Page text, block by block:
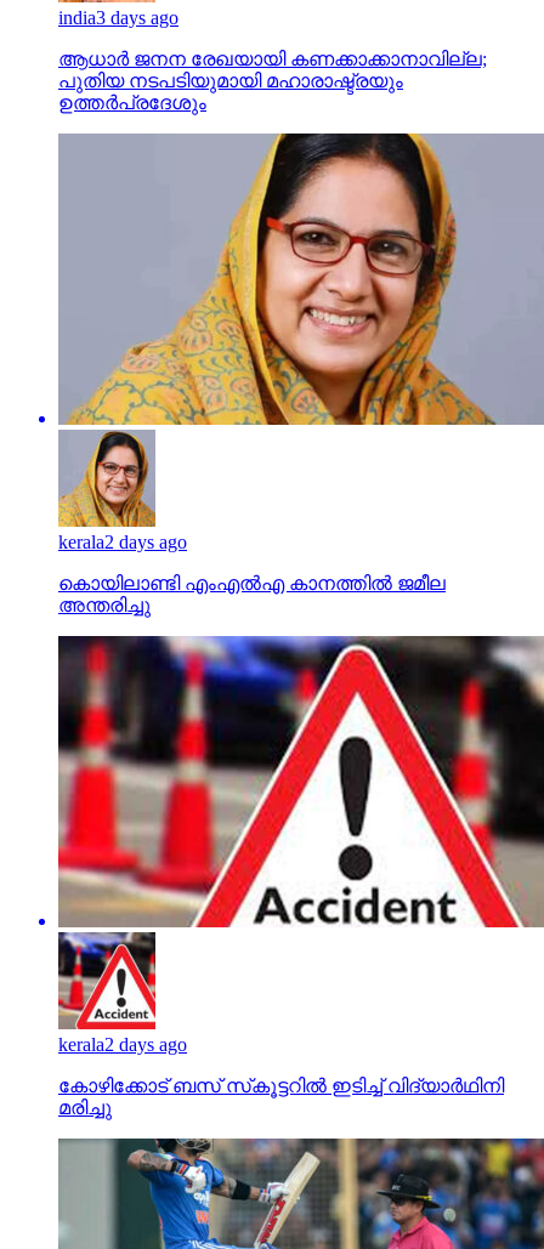
india3 days ago
ആധാർ ജനന രേഖയായി കണക്കാക്കാനാവില്ല;
പുതിയ നടപടിയുമായി മഹാരാഷ്ട്രയും
ഉത്തർപ്രദേശും
kerala2 days ago
കൊയിലാണ്ടി എംഎല്‍എ കാനത്തില്‍ ജമീല
അന്തരിച്ചു
kerala2 days ago
കോഴിക്കോട് ബസ് സ്‌കൂട്ടറില്‍ ഇടിച്ച് വിദ്യാര്‍ഥിനി
മരിച്ചു